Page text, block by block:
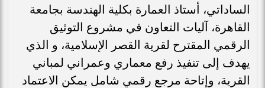
الساداتي، أستاذ العمارة بكلية الهندسة بجامعة
القاهرة، آليات التعاون في مشروع التوثيق
الرقمي المقترح لقرية القصر الإسلامية، و الذي
يهدف إلى تنفيذ رفع معماري وعمراني لمباني
القرية، وإتاحة مرجع رقمي شامل يمكن الاعتماد